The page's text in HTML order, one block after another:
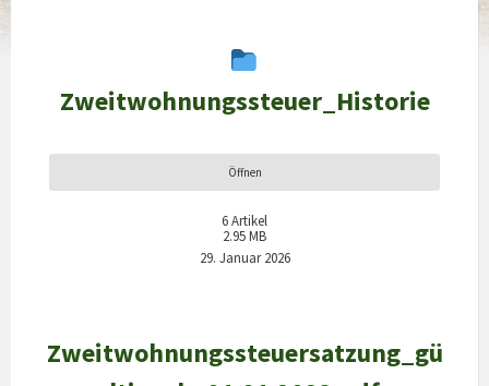
Zweitwohnungssteuer_Historie
Öffnen
6Artikel
2.95 MB
29. Januar 2026
Zweitwohnungssteuersatzung_gü